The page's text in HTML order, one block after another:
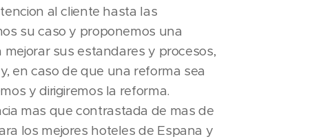
al cliente hasta las
su caso y proponemos una
mejorar sus estandares y procesos,
en caso de que una reforma sea
y dirigiremos la reforma.
mas que contrastada de mas de
los mejores hoteles de Espana y